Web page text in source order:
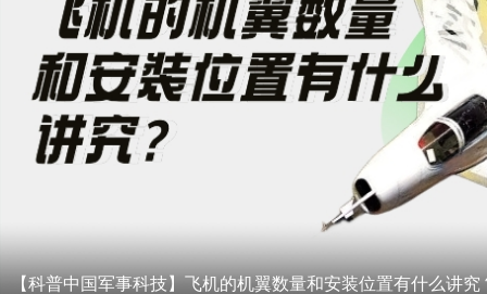
【科普中国军事科技】飞机的机翼数量和安装位置有什么讲究